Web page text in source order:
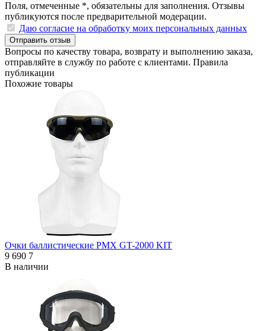
Поля, отмеченные *, обязательны для заполнения. Отзывы
публикуются после предварительной модерации.
Даю согласие на обработку моих персональных данных
Отправить отзыв
Вопросы по качеству товара, возврату и выполнению заказа,
отправляйте в службу по работе с клиентами. Правила
публикации
Похожие товары
Очки баллистические PMX GT-2000 KIT
9 690 7
В наличии